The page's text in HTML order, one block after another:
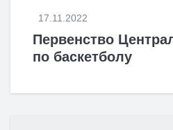
17.11.2022
Первенство
по баскетболу